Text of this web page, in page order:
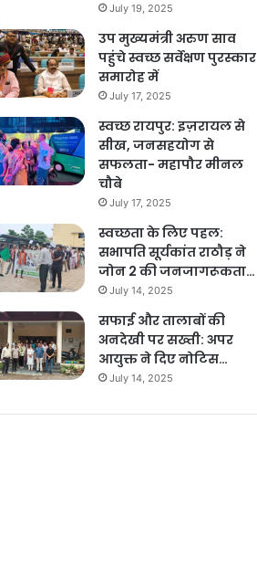
July 19, 2025
उप मुख्यमंत्री अरुण साव
पहुंचे स्वच्छ सर्वेक्षण पुरस्कार
समारोह में
July 17, 2025
स्वच्छ रायपुर: इज़रायल से
सीख, जनसहयोग से
सफलता- महापौर मीनल
चौबे
July 17, 2025
स्वच्छता के लिए पहल:
सभापति सूर्यकांत राठौड़ ने
जोन 2 की जनजागरूकता…
July 14, 2025
सफाई और तालाबों की
अनदेखी पर सख्ती: अपर
आयुक्त ने दिए नोटिस…
July 14, 2025